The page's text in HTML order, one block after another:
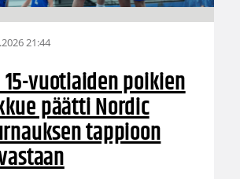
21:44
vuotiaiden poikien
päätti Nordic
tappioon